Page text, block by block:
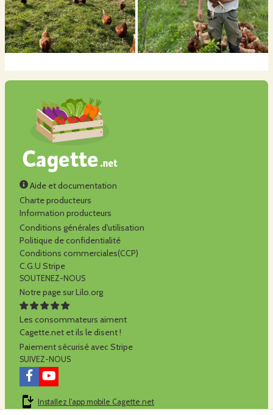
Aide et documentation
Charte producteurs
Information producteurs
Conditions générales d'utilisation
Politique de confidentialité
Conditions commerciales(CCP)
C.G.U Stripe
SOUTENEZ-NOUS
Notre page sur Lilo.org
Les consommateurs aiment
Cagette.net et ils le disent !
Paiement sécurisé avec Stripe
SUIVEZ-NOUS
Installez l'app mobile Cagette.net